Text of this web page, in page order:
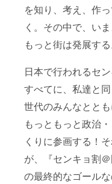
を知り、考え、作
く。その中で、い
もっと街は発展する
日本で行われるセ
すべてに、私達と
世代のみんなととも
もっともっと政治
くりに参画する！
が、『センキョ割＠
の最終的なゴール